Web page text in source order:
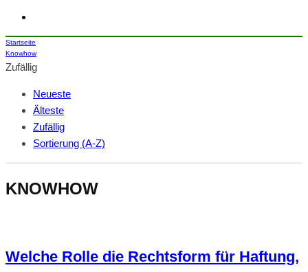
Startseite
Knowhow
Zufällig
Neueste
Älteste
Zufällig
Sortierung (A-Z)
KNOWHOW
Welche Rolle die Rechtsform für Haftung,